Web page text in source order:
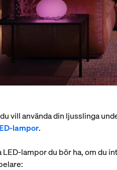
vill använda din ljusslinga
lampor.
lampor du bör ha, om du